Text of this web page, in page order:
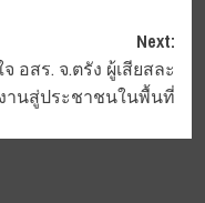
Next:
อสร. จ.ตรัง ผู้เสียสละ
านสู่ประชาชนในพื้นที่